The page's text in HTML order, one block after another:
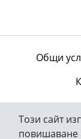
Общи
Този сайт
повишаване